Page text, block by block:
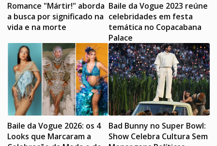
Romance "Mártir!" aborda
a busca por significado na
vida e na morte
Baile da Vogue 2023 reúne
celebridades em festa
temática no Copacabana
Palace
Baile da Vogue 2026: os 4
Looks que Marcaram a
Bad Bunny no Super Bowl:
Show Celebra Cultura Sem